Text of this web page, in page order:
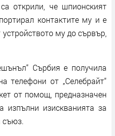
открили, че шпионският
контактите му и е
му до сървър,
Сърбия е получила
телефони от „Селебрайт“
от помощ, предназначен
изискванията за
съюз.